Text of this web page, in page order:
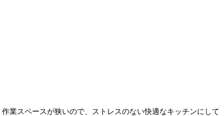
作業スペースが狭いので、ストレスのない快適なキッチンにして